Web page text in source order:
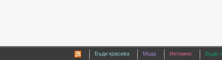
Бъди красива Мода Интимно Бъди